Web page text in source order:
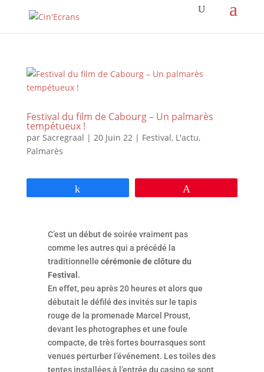
Festival du film de Cabourg – Un palmarès
tempétueux !
par Sacregraal | 20 Juin 22| Festival, L'actu,
Palmarès
C’est un début de soirée vraiment pas
comme les autres qui a précédé la
traditionnelle cérémonie de clôture du
Festival .
En effet, peu après 20 heures et alors que
débutait le défilé des invités sur le tapis
rouge de la promenade Marcel Proust,
devant les photographes et une foule
compacte, de très fortes bourrasques sont
venues perturber l’événement. Les toiles des
tentes installées à l’entrée du casino se sont